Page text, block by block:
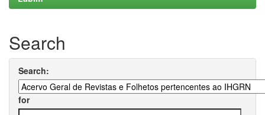
Search
Search:
for